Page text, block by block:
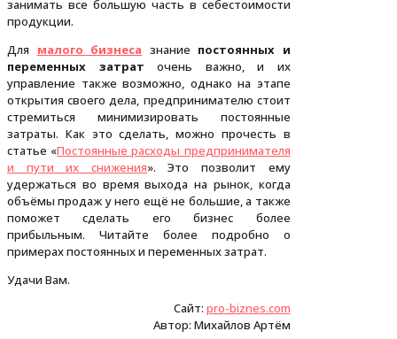
занимать все большую часть в себестоимости
продукции.
Для малого бизнеса знание постоянных и
переменных затрат очень важно, и их
управление также возможно, однако на этапе
открытия своего дела, предпринимателю стоит
стремиться минимизировать постоянные
затраты. Как это сделать, можно прочесть в
статье «Постоянные расходы предпринимателя
и пути их снижения». Это позволит ему
удержаться во время выхода на рынок, когда
объёмы продаж у него ещё не большие, а также
поможет сделать его бизнес более
прибыльным. Читайте более подробно о
примерах постоянных и переменных затрат.
Удачи Вам.
Сайт: pro-biznes.com
Автор: Михайлов Артём